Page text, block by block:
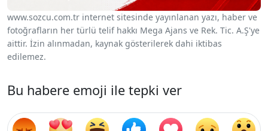
www.sozcu.com.tr internet sitesinde yayınlanan yazı, haber ve
fotoğrafların her türlü telif hakkı Mega Ajans ve Rek. Tic. A.Ş'ye
aittir. İzin alınmadan, kaynak gösterilerek dahi iktibas
edilemez.
Bu habere emoji ile tepki ver